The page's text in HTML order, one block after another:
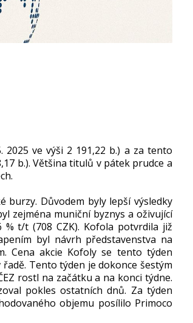
2025 ve výši 2 191,22 b.) a za tento
b.). Většina titulů v pátek prudce a
burzy. Důvodem byly lepší výsledky
zejména muniční byznys a oživující
t/t (708 CZK). Kofola potvrdila již
byl návrh představenstva na
Cena akcie Kofoly se tento týden
Tento týden je dokonce šestým
rostl na začátku a na konci týdne.
pokles ostatních dnů. Za týden
objemu posílilo Primoco